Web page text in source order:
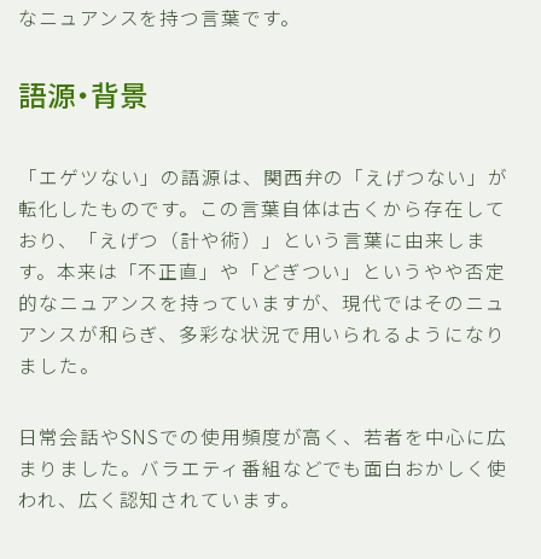
なニュアンスを持つ言葉です。
語源・背景
「エゲツない」の語源は、関西弁の「えげつない」が
転化したものです。この言葉自体は古くから存在して
おり、「えげつ（計や術）」という言葉に由来しま
す。本来は「不正直」や「どぎつい」というやや否定
的なニュアンスを持っていますが、現代ではそのニュ
アンスが和らぎ、多彩な状況で用いられるようになり
ました。
日常会話やSNSでの使用頻度が高く、若者を中心に広
まりました。バラエティ番組などでも面白おかしく使
われ、広く認知されています。